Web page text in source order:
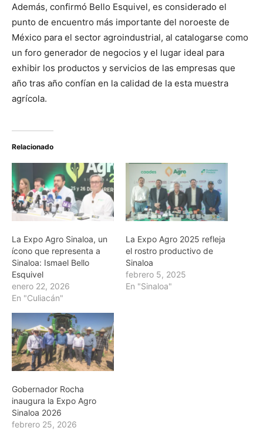
Además, confirmó Bello Esquivel, es considerado el
punto de encuentro más importante del noroeste de
México para el sector agroindustrial, al catalogarse como
un foro generador de negocios y el lugar ideal para
exhibir los productos y servicios de las empresas que
año tras año confían en la calidad de la esta muestra
agrícola.
Relacionado
La Expo Agro Sinaloa, un
ícono que representa a
Sinaloa: Ismael Bello
Esquivel
enero 22, 2026
En "Culiacán"
La Expo Agro 2025 refleja
el rostro productivo de
Sinaloa
febrero 5, 2025
En "Sinaloa"
Gobernador Rocha
inaugura la Expo Agro
Sinaloa 2026
febrero 25, 2026